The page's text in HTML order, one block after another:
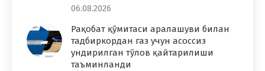
06.08.2026
Рақобат қўмитаси аралашуви билан
тадбиркордан газ учун асоссиз
ундирилган тўлов қайтарилиши
таъминланди